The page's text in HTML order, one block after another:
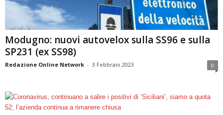
Modugno: nuovi autovelox sulla SS96 e sulla
SP231 (ex SS98)
Redazione Online Network - 3 Febbraio 2023 0